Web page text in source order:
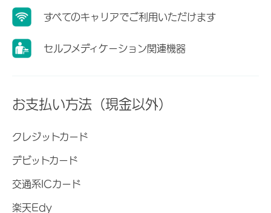
すべてのキャリアでご利用いただけます
セルフメディケーション関連機器
お支払い方法（現金以外）
クレジットカード
デビットカード
交通系ICカード
楽天Edy